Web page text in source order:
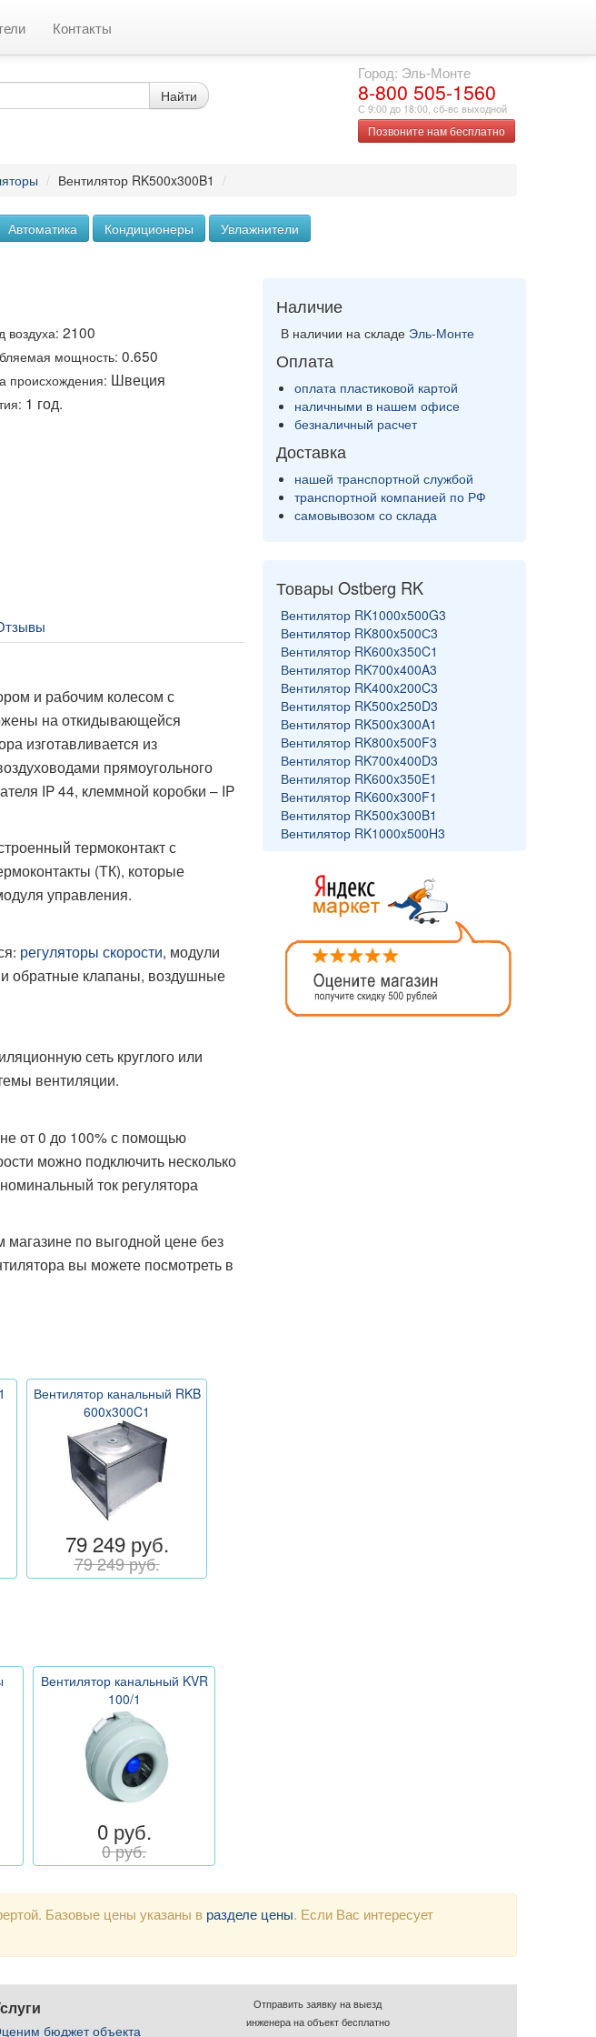
Контакты
Найти
Город: Эль-Монте
8-800 505-1560
С 9:00 до 18:00, сб-вс выходной
Позвоните нам бесплатно
/ Вентилятор RK500x300B1 /
Автоматика Кондиционеры Увлажнители
воздуха:2100
мощность:0.650
происхождения: Швеция
: 1 год.
и рабочим колесом с
на откидывающейся
изготавливается из
прямоугольного
IP 44, клеммной коробки – IP
термоконтакт с
(ТК), которые
управления.
регуляторы скорости, модули
обратные клапаны, воздушные
сеть круглого или
вентиляции.
от 0 до 100% с помощью
можно подключить несколько
ток регулятора
по выгодной цене без
вы можете посмотреть в
Вентилятор канальный RKB
600x300C1
79 249 руб.
79 249 руб.
Вентилятор канальный KVR
100/1
0 руб.
0 руб.
Наличие
В наличии на складе Эль-Монте
Оплата
оплата пластиковой картой
наличными в нашем офисе
безналичный расчет
Доставка
нашей транспортной службой
транспортной компанией по РФ
самовывозом со склада
Товары Ostberg RK
Вентилятор RK1000x500G3
Вентилятор RK800x500С3
Вентилятор RK600x350C1
Вентилятор RK700x400A3
Вентилятор RK400x200C3
Вентилятор RK500x250D3
Вентилятор RK500x300A1
Вентилятор RK800x500F3
Вентилятор RK700x400D3
Вентилятор RK600x350E1
Вентилятор RK600x300F1
Вентилятор RK500x300B1
Вентилятор RK1000x500H3
Базовые цены указаны в разделе цены. Если Вас интересует
бюджет объекта
Отправить заявку на выезд
инженера на объект бесплатно